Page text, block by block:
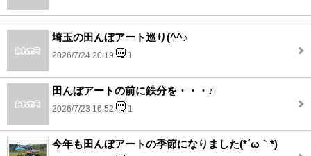
埼玉の田んぼアート巡り(^^♪
2026/7/24 20:19 1
田んぼアートの前に鉄分を・・・♪
2026/7/23 16:52 1
今年も田んぼアートの季節になりました(*´ω｀*)